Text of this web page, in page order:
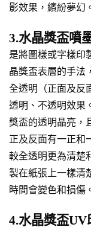
影效果，繽紛夢幻
3.水晶獎盃噴
是將圖樣或字樣印
晶獎盃表層的手法
全透明（正面及反
透明、不透明效果
獎盃的透明晶亮，
正及反面有一正和
較全透明更為清楚
製在紙張上一樣清
時間會變色和損傷
4.水晶獎盃UV